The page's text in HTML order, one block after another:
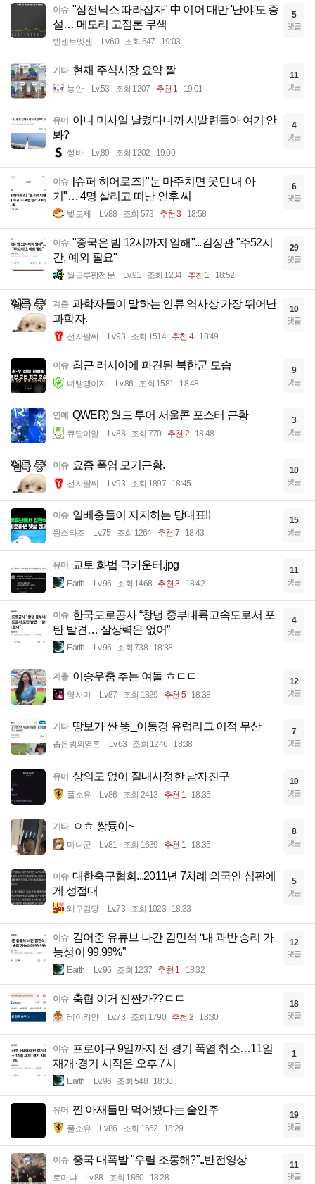
이슈 "삼전닉스 따라잡자" 中 이어 대만 '난야'도 증
설… 메모리 고점론 무색
빈센트멧젠 Lv.60 조회 647 19:03
5
댓글
기타 현재 주식시장 요약 짤
뇽안 Lv.53 조회 1207 추천 1 19:01
11
댓글
유머 아니 미사일 날렸다니까 시발련들아 여기 안
봐?
썽바 Lv.89 조회 1202 19:00
4
댓글
이슈 [슈퍼 히어로즈] "눈 마주치면 웃던 내 아
기"… 4명 살리고 떠난 인후 씨
빛로제 Lv.88 조회 573 추천 3 18:58
6
댓글
이슈 "중국은 밤 12시까지 일해"...김정관 "주52시
간, 예외 필요"
월급루팡전문 Lv.91 조회 1234 추천 1 18:52
29
댓글
계층 과학자들이 말하는 인류 역사상 가장 뛰어난
과학자.
전자팔찌 Lv.93 조회 1514 추천 4 18:49
10
댓글
이슈 최근 러시아에 파견된 북한군 모습
너빨갱이지 Lv.86 조회 1581 18:48
9
댓글
연예 QWER) 월드 투어 서울콘 포스터 근황
큐땁이알 Lv.88 조회 770 추천 2 18:48
3
댓글
이슈 요즘 폭염 모기근황.
전자팔찌 Lv.93 조회 1897 18:45
10
댓글
이슈 일베충들이 지지하는 당대표!!
원스타조 Lv.75 조회 1264 추천 7 18:43
15
댓글
유머 교토 화법 극카운터.jpg
Earth Lv.96 조회 1468 추천 3 18:42
11
댓글
이슈 한국도로공사 “창녕 중부내륙고속도로서 포
탄 발견… 살상력은 없어”
Earth Lv.96 조회 738 18:38
4
댓글
계층 이승우춤 추는 여돌 ㅎㄷㄷ
옆사마 Lv.87 조회 1829 추천 5 18:38
12
댓글
기타 땅보가 싼 똥_이동경 유럽리그 이적 무산
좁은방의영혼 Lv.63 조회 1246 18:38
7
댓글
유머 상의도 없이 질내사정한 남자친구
풀소유 Lv.86 조회 2413 추천 1 18:35
10
댓글
기타 ㅇㅎ 쌍듕이~
마나군 Lv.81 조회 1639 추천 1 18:35
8
댓글
이슈 대한축구협회...2011년 7차례 외국인 심판에
게 성접대
왜구김당 Lv.73 조회 1023 18:33
5
댓글
이슈 김어준 유튜브 나간 김민석 “내 과반 승리 가
능성이 99.99%”
Earth Lv.96 조회 1237 추천 1 18:32
12
댓글
이슈 축협 이거 진짠가??ㄷㄷ
레이키얀 Lv.73 조회 1790 추천 2 18:30
18
댓글
이슈 프로야구 9일까지 전 경기 폭염 취소…11일
재개·경기 시작은 오후 7시
Earth Lv.96 조회 548 18:30
1
댓글
유머 찐 아재들만 먹어봤다는 술안주
풀소유 Lv.86 조회 1662 18:29
19
댓글
이슈 중국 대폭발 "우릴 조롱해?"..반전영상
로마냐 Lv.88 조회 1860 18:28
11
댓글